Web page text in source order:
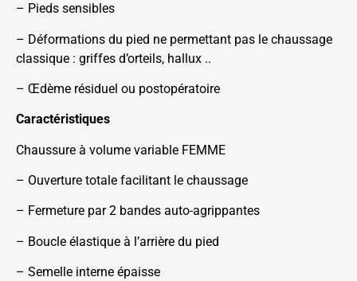
– Pieds sensibles
– Déformations du pied ne permettant pas le chaussage
classique : griffes d’orteils, hallux ..
– Œdème résiduel ou postopératoire
Caractéristiques
Chaussure à volume variable FEMME
– Ouverture totale facilitant le chaussage
– Fermeture par 2 bandes auto-agrippantes
– Boucle élastique à l’arrière du pied
– Semelle interne épaisse